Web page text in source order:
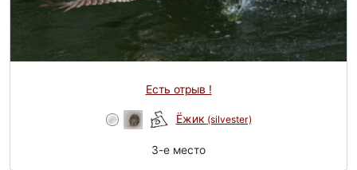
Есть отрыв !
Ёжик (silvester)
3-e место